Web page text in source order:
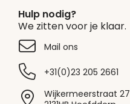
Hulp nodig?
We zitten voor je klaar.
Mail ons
+31(0)23 205 2661
Wijkermeerstraat 27